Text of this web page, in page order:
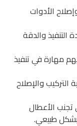
الأدوات
والدقة
مهارة في تنفيذ
والإصلاح
الأعطال
طبيعي.